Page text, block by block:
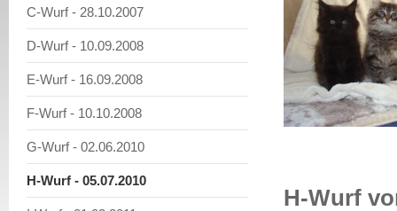
C-Wurf - 28.10.2007
D-Wurf - 10.09.2008
E-Wurf - 16.09.2008
F-Wurf - 10.10.2008
G-Wurf - 02.06.2010
H-Wurf - 05.07.2010
H-Wurf